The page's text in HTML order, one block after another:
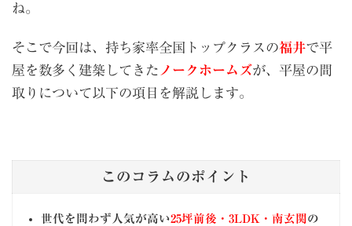
ね。
そこで今回は、持ち家率全国トップクラスの福井で平
屋を数多く建築してきた ノークホームズが、平屋の間
取りについて以下の項目を解説します。
このコラムのポイント
世代を問わず人気が高い25坪前後・3LDK・南玄関の